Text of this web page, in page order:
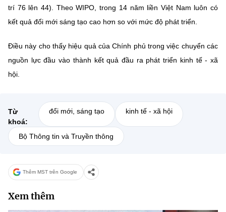
trí 76 lên 44). Theo WIPO, trong 14 năm liền Việt Nam luôn có
kết quả đổi mới sáng tạo cao hơn so với mức độ phát triển.
Điều này cho thấy hiệu quả của Chính phủ trong việc chuyển các
nguồn lực đầu vào thành kết quả đầu ra phát triển kinh tế - xã
hội.
Từ
khoá:
đổi mới, sáng tạo kinh tế - xã hội
Bộ Thông tin và Truyền thông
Thêm MST trên Google
Xem thêm